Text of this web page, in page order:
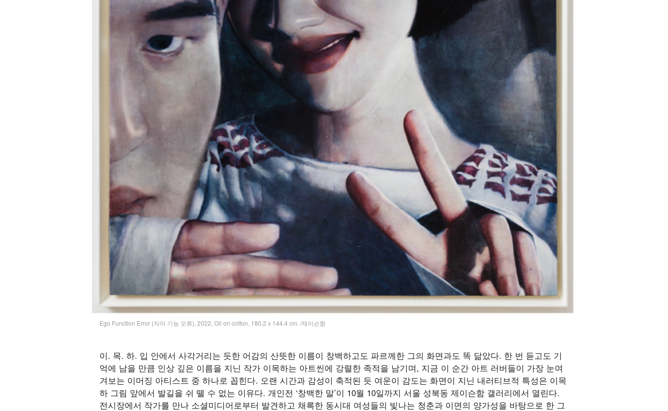
Ego Function Error (자아 기능 오류), 2022, Oil on cotton, 180.2 x 144.4 cm. /제이슨함
이. 목. 하. 입 안에서 사각거리는 듯한 어감의 산뜻한 이름이 창백하고도 파르께한 그의 화면과도 똑 닮았다. 한 번 듣고도 기
억에 남을 만큼 인상 깊은 이름을 지닌 작가 이목하는 아트씬에 강렬한 족적을 남기며, 지금 이 순간 아트 러버들이 가장 눈여
겨보는 이머징 아티스트 중 하나로 꼽힌다. 오랜 시간과 감성이 축적된 듯 여운이 감도는 화면이 지닌 내러티브적 특성은 이목
하 그림 앞에서 발길을 쉬 뗄 수 없는 이유다. 개인전 ‘창백한 말’이 10월 10일까지 서울 성북동 제이슨함 갤러리에서 열린다.
전시장에서 작가를 만나 소셜미디어로부터 발견하고 채록한 동시대 여성들의 빛나는 청춘과 이면의 양가성을 바탕으로 한 그